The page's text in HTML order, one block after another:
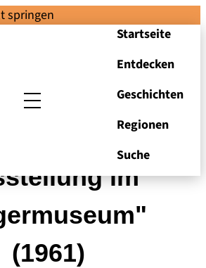
springen
Startseite
Entdecken
Geschichten
Regionen
Suche
im
(1961)